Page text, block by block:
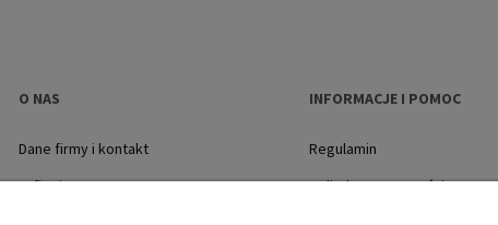
O NAS
Dane firmy i kontakt
O firmie
INFORMACJE I POMOC
Regulamin
Polityka prywatności